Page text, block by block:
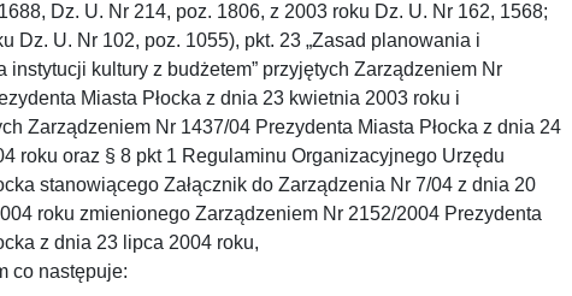
Dz. U. Nr 214, poz. 1806, z 2003 roku Dz. U. Nr 162, 1568;
Dz. U. Nr 102, poz. 1055), pkt. 23 „Zasad planowania i
instytucji kultury z budżetem” przyjętych Zarządzeniem Nr
Miasta Płocka z dnia 23 kwietnia 2003 roku i
Zarządzeniem Nr 1437/04 Prezydenta Miasta Płocka z dnia 24
roku oraz § 8 pkt 1 Regulaminu Organizacyjnego Urzędu
stanowiącego Załącznik do Zarządzenia Nr 7/04 z dnia 20
roku zmienionego Zarządzeniem Nr 2152/2004 Prezydenta
z dnia 23 lipca 2004 roku,
co następuje: